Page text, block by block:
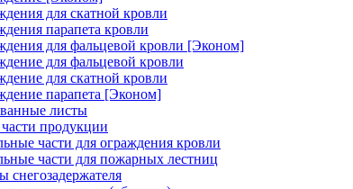
для скатной кровли
парапета кровли
для фальцевой кровли [Эконом]
для фальцевой кровли
для скатной кровли
парапета [Эконом]
листы
продукции
части для ограждения кровли
части для пожарных лестниц
снегозадержателя